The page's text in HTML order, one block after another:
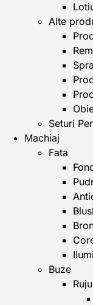
Alte
Seturi
Machiaj
Fata
Buze